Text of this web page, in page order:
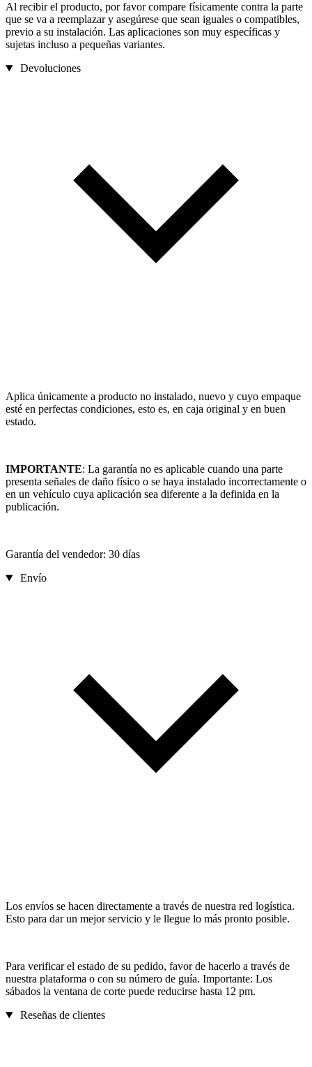
Al recibir el producto, por favor compare físicamente contra la parte
que se va a reemplazar y asegúrese que sean iguales o compatibles,
previo a su instalación. Las aplicaciones son muy específicas y
sujetas incluso a pequeñas variantes.
Devoluciones
Aplica únicamente a producto no instalado, nuevo y cuyo empaque
esté en perfectas condiciones, esto es, en caja original y en buen
estado.
IMPORTANTE: La garantía no es aplicable cuando una parte
presenta señales de daño físico o se haya instalado incorrectamente o
en un vehículo cuya aplicación sea diferente a la definida en la
publicación.
Garantía del vendedor: 30 días
Envío
Los envíos se hacen directamente a través de nuestra red logística.
Esto para dar un mejor servicio y le llegue lo más pronto posible.
Para verificar el estado de su pedido, favor de hacerlo a través de
nuestra plataforma o con su número de guía. Importante: Los
sábados la ventana de corte puede reducirse hasta 12 pm.
Reseñas de clientes